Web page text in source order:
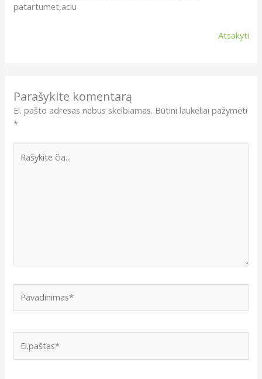
patartumet,aciu
Atsakyti
Parašykite komentarą
El. pašto adresas nebus skelbiamas. Būtini laukeliai pažymėti
*
čia...